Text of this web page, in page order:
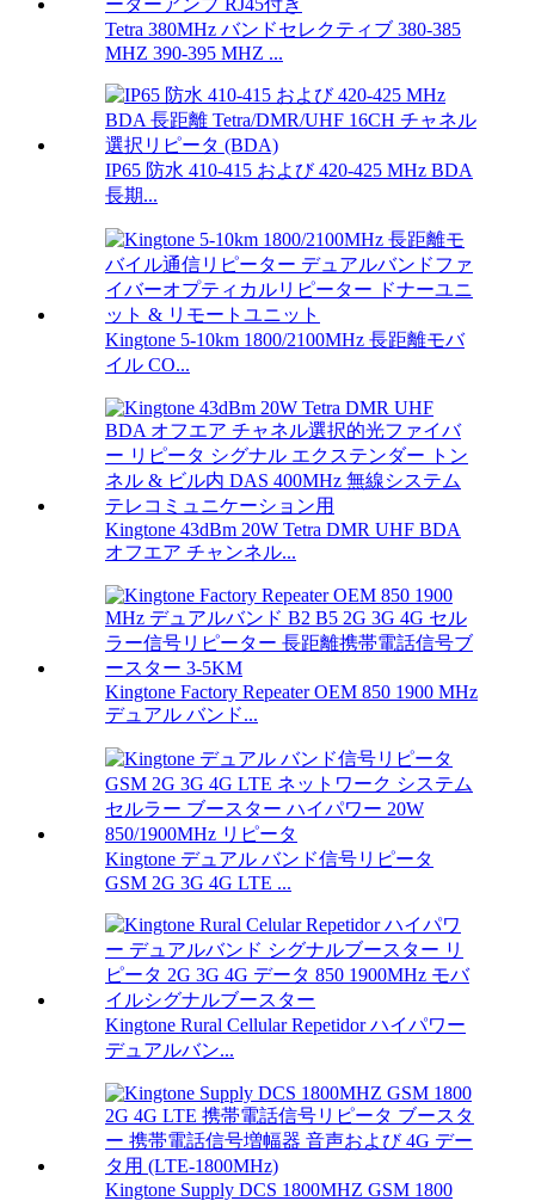
Tetra 380MHz バンドセレクティブ 380-385
MHZ 390-395 MHZ ...
IP65 防水 410-415 および 420-425 MHz BDA
長期...
Kingtone 5-10km 1800/2100MHz 長距離モバ
イル CO...
Kingtone 43dBm 20W Tetra DMR UHF BDA
オフエア チャンネル...
Kingtone Factory Repeater OEM 850 1900 MHz
デュアル バンド...
Kingtone デュアル バンド信号リピータ
GSM 2G 3G 4G LTE ...
Kingtone Rural Cellular Repetidor ハイパワー
デュアルバン...
Kingtone Supply DCS 1800MHZ GSM 1800